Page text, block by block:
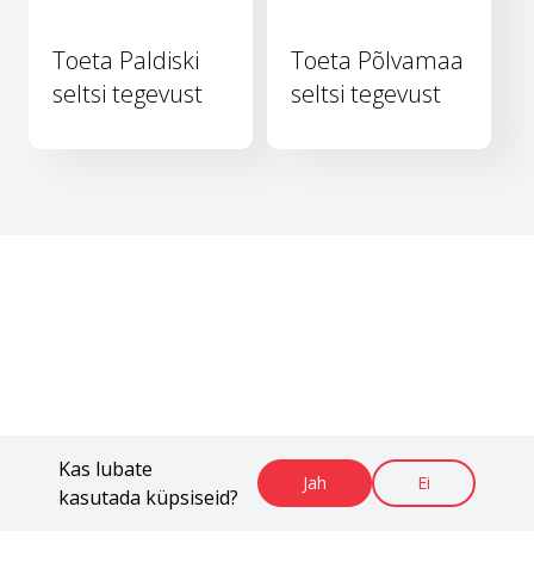
Kas lubate
kasutada küpsiseid?
Jah Ei
Toeta Paldiski
seltsi tegevust
Toeta Põlvamaa
seltsi tegevust